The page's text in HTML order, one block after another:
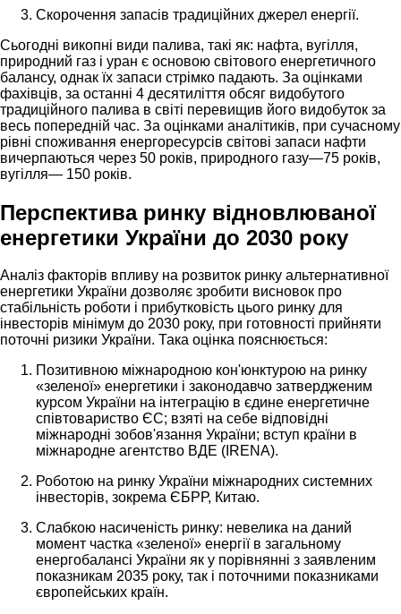
Скорочення запасів традиційних джерел енергії.
Сьогодні викопні види палива, такі як: нафта, вугілля,
природний газ і уран є основою світового енергетичного
балансу, однак їх запаси стрімко падають. За оцінками
фахівців, за останні 4 десятиліття обсяг видобутого
традиційного палива в світі перевищив його видобуток за
весь попередній час. За оцінками аналітиків, при сучасному
рівні споживання енергоресурсів світові запаси нафти
вичерпаються через 50 років, природного газу—75 років,
вугілля— 150 років.
Перспектива ринку відновлюваної
енергетики України до 2030 року
Аналіз факторів впливу на розвиток ринку альтернативної
енергетики України дозволяє зробити висновок про
стабільність роботи і прибутковість цього ринку для
інвесторів мінімум до 2030 року, при готовності прийняти
поточні ризики України. Така оцінка пояснюється:
Позитивною міжнародною кон'юнктурою на ринку
«зеленої» енергетики і законодавчо затвердженим
курсом України на інтеграцію в єдине енергетичне
співтовариство ЄС; взяті на себе відповідні
міжнародні зобов'язання України; вступ країни в
міжнародне агентство ВДЕ (IRENA).
Роботою на ринку України міжнародних системних
інвесторів, зокрема ЄБРР, Китаю.
Слабкою насиченість ринку: невелика на даний
момент частка «зеленої» енергії в загальному
енергобалансі України як у порівнянні з заявленим
показникам 2035 року, так і поточними показниками
європейських країн.